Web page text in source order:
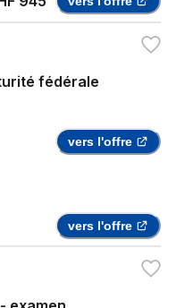
fédérale
vers l'offre
vers l'offre